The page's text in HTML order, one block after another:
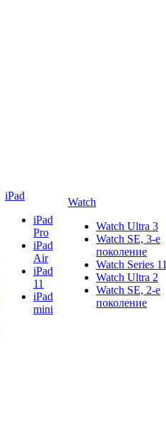
iPad
iPad
Pro
iPad
Air
iPad
11
iPad
mini
Watch
Watch Ultra 3
Watch SE, 3-е
поколение
Watch Series 11
Watch Ultra 2
Watch SE, 2-е
поколение